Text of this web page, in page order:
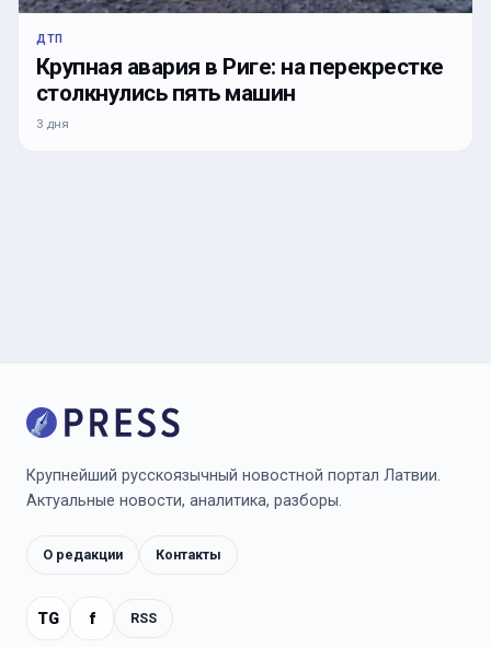
ДТП
Крупная авария в Риге: на перекрестке
столкнулись пять машин
3 дня
Крупнейший русскоязычный новостной портал Латвии.
Актуальные новости, аналитика, разборы.
О редакции Контакты
TG f RSS